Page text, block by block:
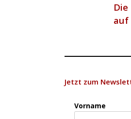
auf
Jetzt zum
Vorname